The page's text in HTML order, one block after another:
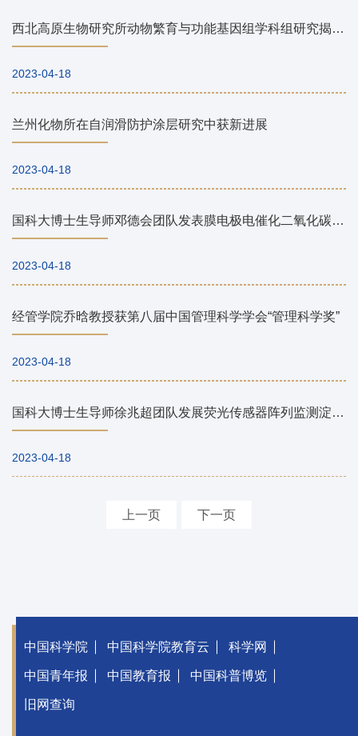
西北高原生物研究所动物繁育与功能基因组学科组研究揭示牦牛远缘杂交后代雄性不育的两个主要原因
2023-04-18
兰州化物所在自润滑防护涂层研究中获新进展
2023-04-18
国科大博士生导师邓德会团队发表膜电极电催化二氧化碳还原综述文章
2023-04-18
经管学院乔晗教授获第八届中国管理科学学会“管理科学奖”
2023-04-18
国科大博士生导师徐兆超团队发展荧光传感器阵列监测淀粉样蛋白聚集
2023-04-18
上一页 下一页
中国科学院 中国科学院教育云 科学网
中国青年报 中国教育报 中国科普博览
旧网查询